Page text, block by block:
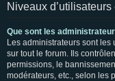
Niveaux
Que sont les
Les administrateurs sont
sur tout le forum. Ils
permissions, le
modérateurs, etc., selon les